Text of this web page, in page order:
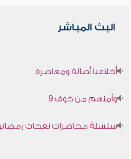
البث المباشر
أخلاقنا أصالة ومعاصرة
وأمنهم من خوف 9
سلسلة محاضرات نفحات رمضانية